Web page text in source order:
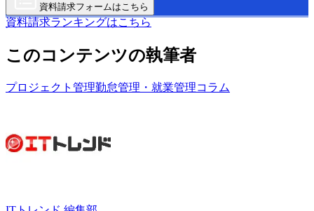
資料請求フォームはこちら
資料請求ランキングはこちら
このコンテンツの執筆者
プロジェクト管理勤怠管理・就業管理コラム